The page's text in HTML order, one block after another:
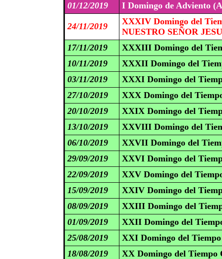
01/12/2019
I Domingo de Adviento
24/11/2019
XXXIV Domingo del
NUESTRO SEÑOR
17/11/2019
XXXIII Domingo del
10/11/2019
XXXII Domingo del
03/11/2019
XXXI Domingo del
27/10/2019
XXX Domingo del
20/10/2019
XXIX Domingo del
13/10/2019
XXVIII Domingo del
06/10/2019
XXVII Domingo del
29/09/2019
XXVI Domingo del
22/09/2019
XXV Domingo del
15/09/2019
XXIV Domingo del
08/09/2019
XXIII Domingo del
01/09/2019
XXII Domingo del
25/08/2019
XXI Domingo del
18/08/2019
XX Domingo del